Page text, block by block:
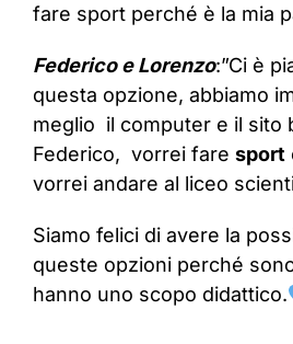
fare sport perché è la mia
Federico e Lorenzo:”Ci è
questa opzione, abbiamo
meglio il computer e il sito
Federico, vorrei fare sport
vorrei andare al liceo
Siamo felici di avere la
queste opzioni perché
hanno uno scopo didattico.